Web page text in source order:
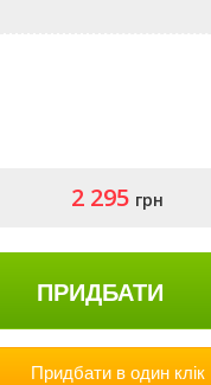
2 295 грн
ПРИДБАТИ
Придбати в один клік